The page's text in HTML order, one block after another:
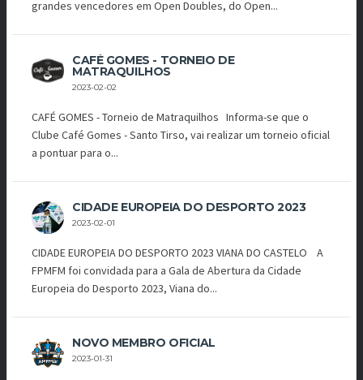
grandes vencedores em Open Doubles, do Open...
CAFÉ GOMES - TORNEIO DE
MATRAQUILHOS
2023-02-02
CAFÉ GOMES - Torneio de Matraquilhos Informa-se que o
Clube Café Gomes - Santo Tirso, vai realizar um torneio oficial
a pontuar para o...
CIDADE EUROPEIA DO DESPORTO 2023
2023-02-01
CIDADE EUROPEIA DO DESPORTO 2023 VIANA DO CASTELO A
FPMFM foi convidada para a Gala de Abertura da Cidade
Europeia do Desporto 2023, Viana do...
NOVO MEMBRO OFICIAL
2023-01-31